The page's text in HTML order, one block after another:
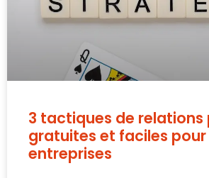
3 tactiques de relations
gratuites et faciles
entreprises